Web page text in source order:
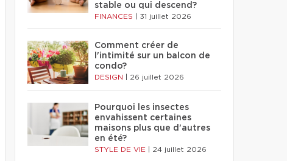
stable ou qui descend?
FINANCES 31 juillet 2026
Comment créer de
l'intimité sur un balcon de
condo?
DESIGN 26 juillet 2026
Pourquoi les insectes
envahissent certaines
maisons plus que d'autres
en été?
STYLE DE VIE 24 juillet 2026